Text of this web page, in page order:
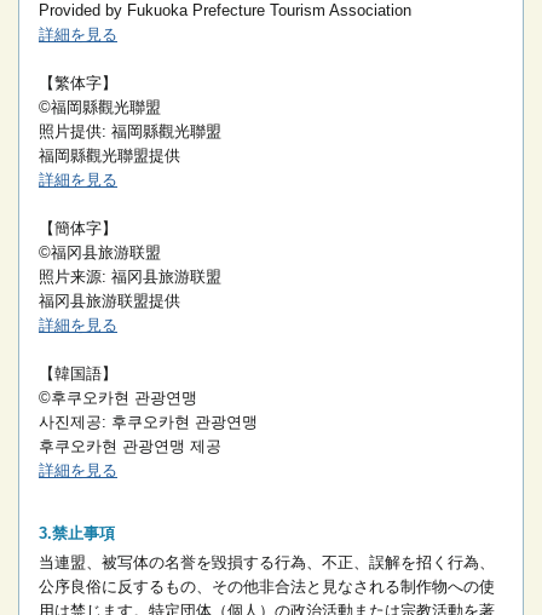
Provided by Fukuoka Prefecture Tourism Association
詳細を見る
【繁体字】
©福岡縣觀光聯盟
照片提供: 福岡縣觀光聯盟
福岡縣觀光聯盟提供
詳細を見る
【簡体字】
©福冈县旅游联盟
照片来源: 福冈县旅游联盟
福冈县旅游联盟提供
詳細を見る
【韓国語】
©후쿠오카현 관광연맹
사진제공: 후쿠오카현 관광연맹
후쿠오카현 관광연맹 제공
詳細を見る
禁止事項
当連盟、被写体の名誉を毀損する行為、不正、誤解を招く行為、
公序良俗に反するもの、その他非合法と見なされる制作物への使
用は禁じます。 特定団体（個人）の政治活動または宗教活動を著